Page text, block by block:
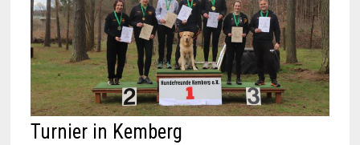
Turnier in Kemberg